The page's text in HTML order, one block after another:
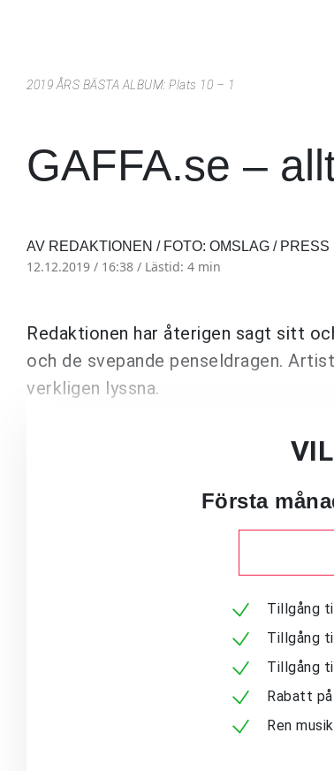
2019 ÅRS BÄSTA ALBUM: Plats 10 – 1
GAFFA.se –
AV REDAKTIONEN / FOTO: OMSLAG / PRESS
12.12.2019 / 16:38 / Lästid: 4 min
Redaktionen har återigen sagt sitt
och de svepande penseldragen.
verkligen lyssna.
Första
Tillgång
Tillgång
Tillgång
Rabatt
Ren